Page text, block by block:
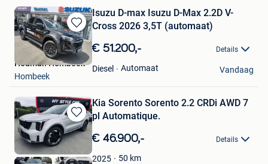
Bewaren
in
Mijn
Favorieten
Isuzu D-max Isuzu D-Max 2.2D V-
Cross 2026 3,5T (automaat)
€ 51.200,- Details
Diesel Automaat
Houman Hombeek
Hombeek
Vandaag
Bewaren
in
Mijn
Favorieten
Kia Sorento Sorento 2.2 CRDi AWD 7
pl Automatique.
€ 46.900,- Details
2025 50 km